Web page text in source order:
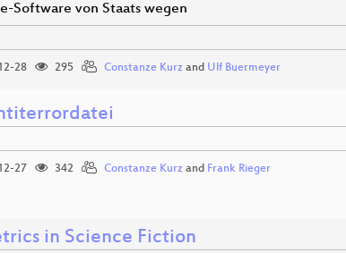
Software von Staats wegen
28 295 Constanze Kurz and Ulf Buermeyer
27 342 Constanze Kurz and Frank Rieger
in Science Fiction